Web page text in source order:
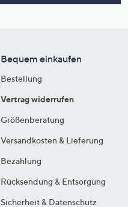
Bequem einkaufen
Bestellung
Vertrag widerrufen
Größenberatung
Versandkosten & Lieferung
Bezahlung
Rücksendung & Entsorgung
Sicherheit & Datenschutz